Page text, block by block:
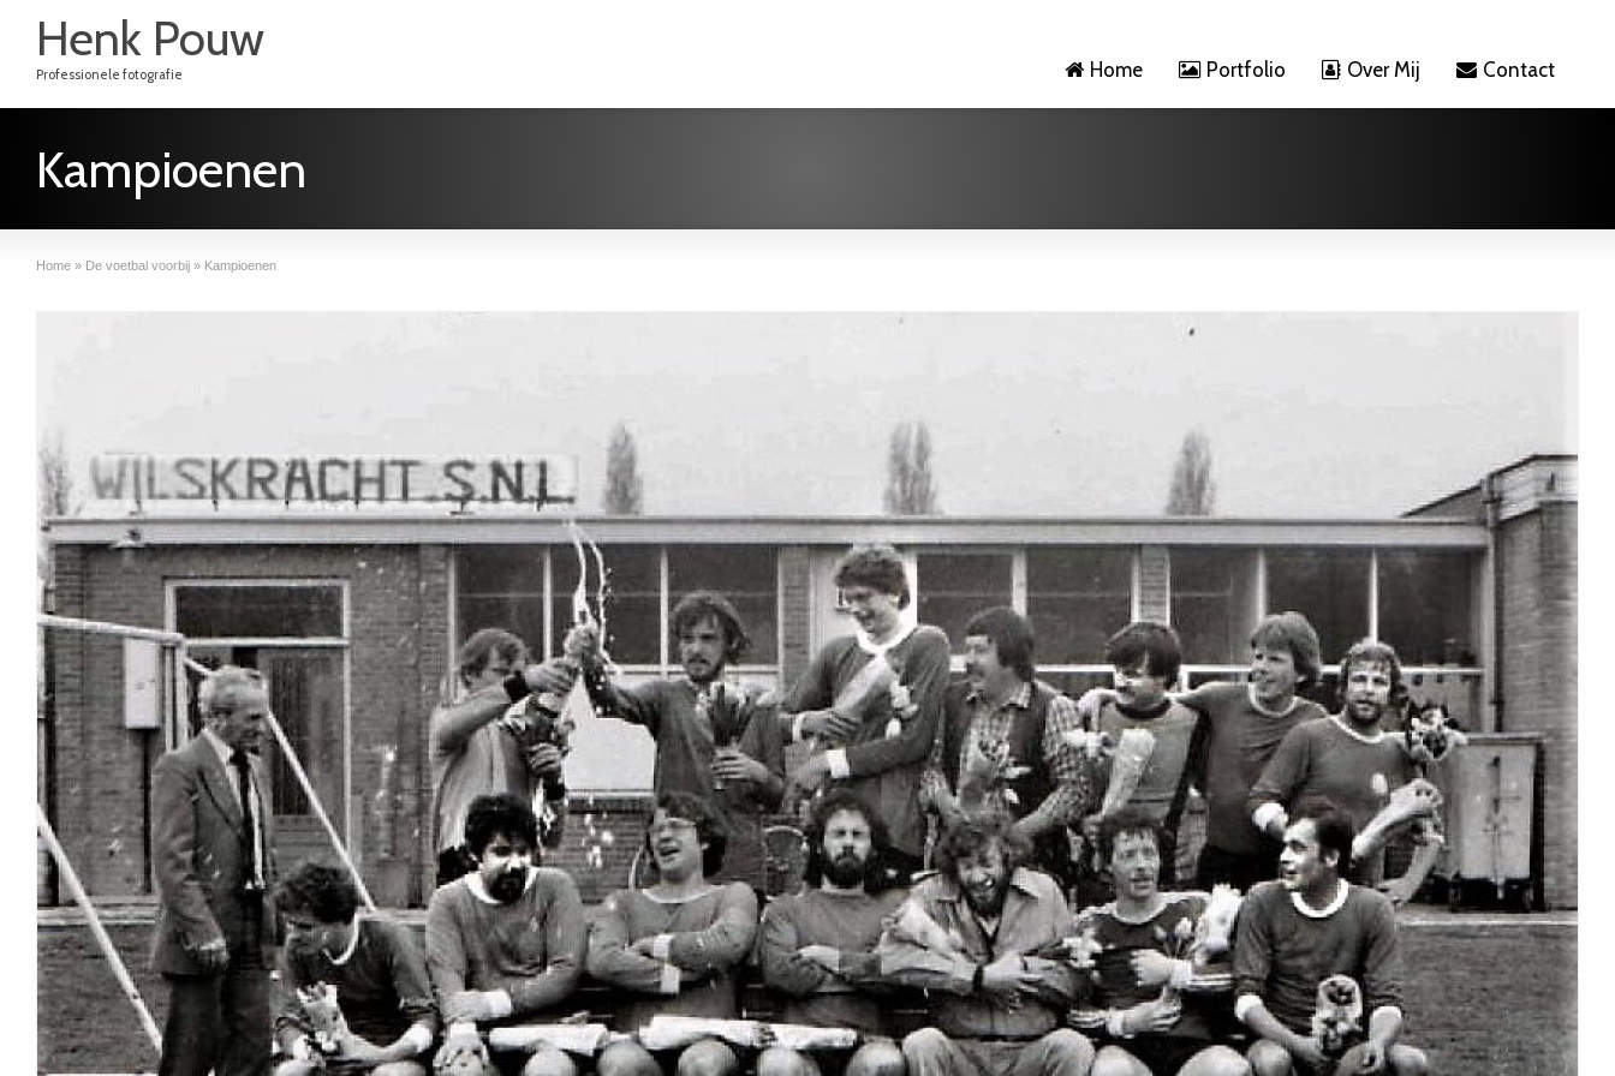
Henk Pouw
Professionele fotografie Home Portfolio Over Mij Contact
Kampioenen
Home » De voetbal voorbij » Kampioenen